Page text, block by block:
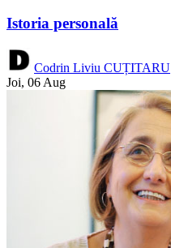
Istoria personală
Codrin Liviu CUȚITARU
Joi, 06 Aug